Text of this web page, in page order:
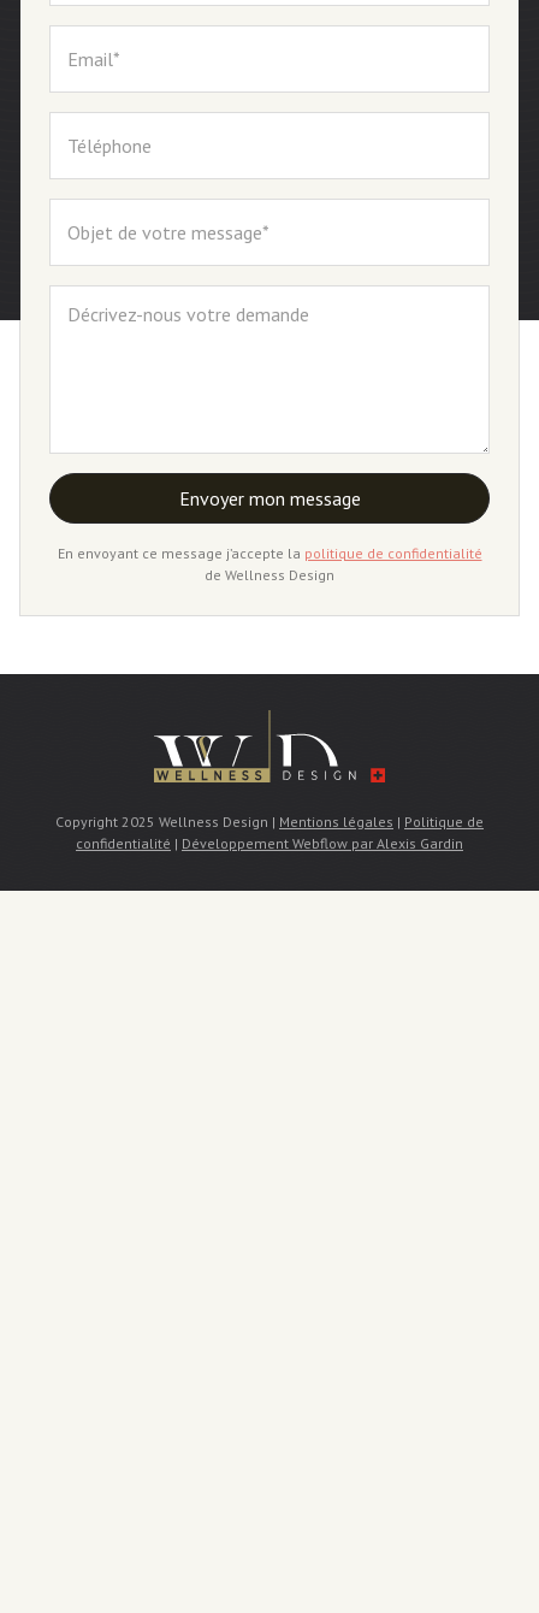
En envoyant ce message j’accepte la politique de confidentialité
de Wellness Design
Copyright 2025 Wellness Design | Mentions légales | Politique de
confidentialité | Développement Webflow par Alexis Gardin